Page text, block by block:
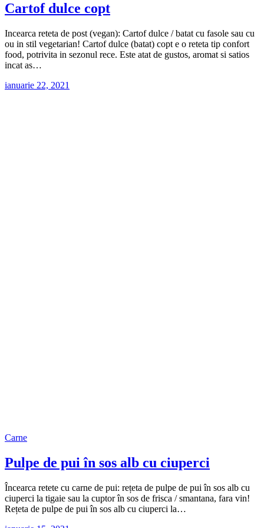
Cartof dulce copt
Incearca reteta de post (vegan): Cartof dulce / batat cu fasole sau cu
ou in stil vegetarian! Cartof dulce (batat) copt e o reteta tip confort
food, potrivita in sezonul rece. Este atat de gustos, aromat si satios
incat as…
ianuarie 22, 2021
Carne
Pulpe de pui în sos alb cu ciuperci
Încearca retete cu carne de pui: rețeta de pulpe de pui în sos alb cu
ciuperci la tigaie sau la cuptor în sos de frisca / smantana, fara vin!
Rețeta de pulpe de pui în sos alb cu ciuperci la…